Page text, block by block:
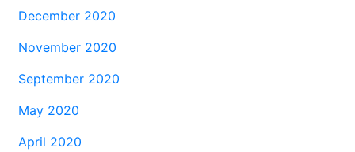
December 2020
November 2020
September 2020
May 2020
April 2020